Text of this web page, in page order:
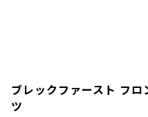
ブレックファースト フ
ツ